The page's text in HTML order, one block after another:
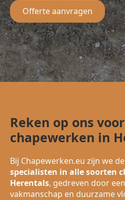
Offerte aanvragen
Reken op ons
chapewerken in
Bij Chapewerken.eu zijn we
specialisten in alle soorten
Herentals, gedreven door
vakmanschap en duurzame